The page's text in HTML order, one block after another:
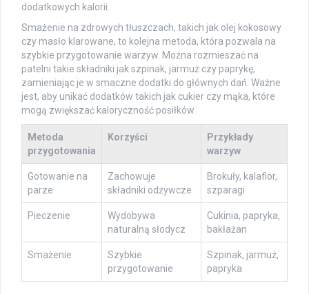
dodatkowych kalorii.
Smażenie na zdrowych tłuszczach, takich jak olej kokosowy
czy masło klarowane, to kolejna metoda, która pozwala na
szybkie przygotowanie warzyw. Można rozmieszać na
patelni takie składniki jak szpinak, jarmuż czy paprykę,
zamieniając je w smaczne dodatki do głównych dań. Ważne
jest, aby unikać dodatków takich jak cukier czy mąka, które
mogą zwiększać kaloryczność posiłków.
Metoda
przygotowania
Korzyści
Przykłady
warzyw
Gotowanie na
parze
Zachowuje
składniki odżywcze
Brokuły, kalafior,
szparagi
Pieczenie
Wydobywa
naturalną słodycz
Cukinia, papryka,
bakłażan
Smażenie
Szybkie
przygotowanie
Szpinak, jarmuż,
papryka